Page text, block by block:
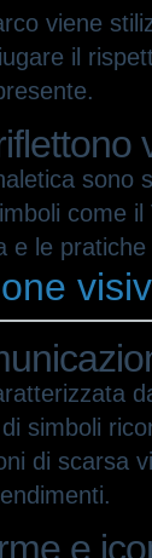
viene
il
sono
come
e le
simboli
di scarsa
e